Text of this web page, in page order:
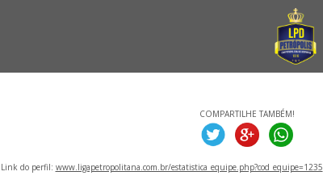
COMPARTILHE TAMBÉM!
Link do perfil: www.ligapetropolitana.com.br/estatistica_equipe.php?cod_equipe=1235